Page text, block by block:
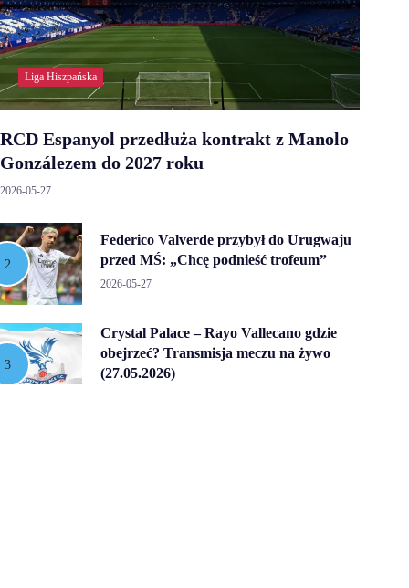
Liga Hiszpańska
RCD Espanyol przedłuża kontrakt z Manolo
Gonzálezem do 2027 roku
2026-05-27
Federico Valverde przybył do Urugwaju
przed MŚ: „Chcę podnieść trofeum”
2026-05-27
Crystal Palace – Rayo Vallecano gdzie
obejrzeć? Transmisja meczu na żywo
(27.05.2026)